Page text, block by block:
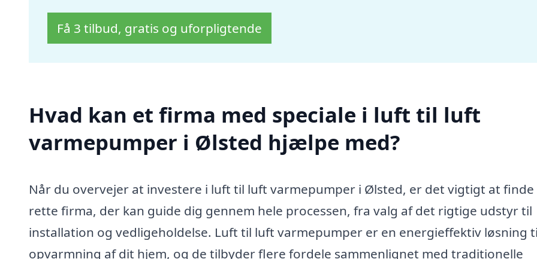
Få 3 tilbud, gratis og uforpligtende
Hvad kan et firma med speciale i luft til luft
varmepumper i Ølsted hjælpe med?
Når du overvejer at investere i luft til luft varmepumper i Ølsted, er det vigtigt at
rette firma, der kan guide dig gennem hele processen, fra valg af det rigtige udstyr til
installation og vedligeholdelse. Luft til luft varmepumper er en energieffektiv løsning
opvarmning af dit hjem, og de tilbyder flere fordele sammenlignet med traditionelle